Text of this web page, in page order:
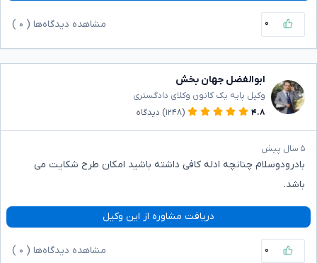
۰ مشاهده دیدگاه‌ها ( ۰
ابوالفضل جهان بخش
وکیل پایه یک کانون وکلای دادگستری
۴.۸
(۱۲۴۸) دیدگاه
۵ سال پیش
بادرودوسلام چنانچه ادله کافی داشته باشید امکان طرح شکایت می
باشد.
دریافت مشاوره از این وکیل
۰ مشاهده دیدگاه‌ها ( ۰